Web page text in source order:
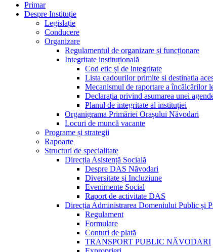
Primar
Despre Instituție
Legislație
Conducere
Organizare
Regulamentul de organizare și funcționare
Integritate instituțională
Cod etic și de integritate
Lista cadourilor primite si destinatia
Mecanismul de raportare a încălcărilor
Declarația privind asumarea unei
Planul de integritate al instituției
Organigrama Primăriei Orașului Năvodari
Locuri de muncă vacante
Programe și strategii
Rapoarte
Structuri de specialitate
Direcția Asistență Socială
Despre DAS Năvodari
Diversitate și Incluziune
Evenimente Social
Raport de activitate DAS
Direcția Administrarea Domeniului Public și
Regulament
Formulare
Conturi de plată
TRANSPORT PUBLIC NĂVODARI